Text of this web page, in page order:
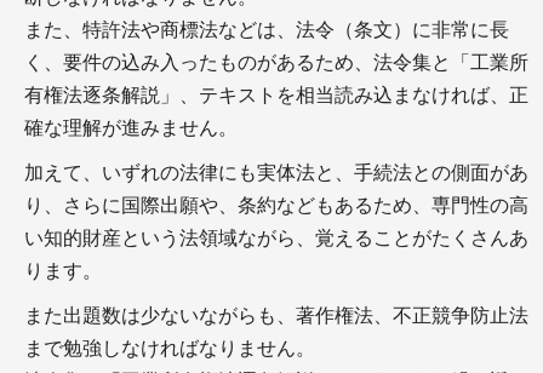
士業の開業・経営
＋独立を考えたらウェブサイトはいつ制作するべ
き？
＋士業で独立開業を考えるタイミングと、ポイント
また、特許法や商標法などは、法令（条文）に非常に長
く、要件の込み入ったものがあるため、法令集と「工業所
有権法逐条解説」、テキストを相当読み込まなければ、正
確な理解が進みません。
加えて、いずれの法律にも実体法と、手続法との側面があ
り、さらに国際出願や、条約などもあるため、専門性の高
い知的財産という法領域ながら、覚えることがたくさんあ
ります。
また出題数は少ないながらも、著作権法、不正競争防止法
まで勉強しなければなりません。